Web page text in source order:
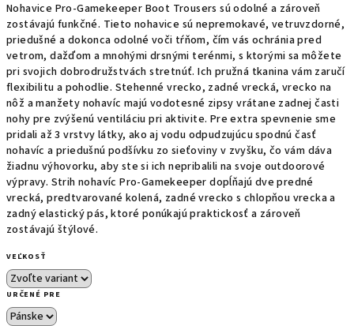
Nohavice Pro-Gamekeeper Boot Trousers sú odolné a zároveň
zostávajú funkčné. Tieto nohavice sú nepremokavé, vetruvzdorné,
priedušné a dokonca odolné voči tŕňom, čím vás ochránia pred
vetrom, dažďom a mnohými drsnými terénmi, s ktorými sa môžete
pri svojich dobrodružstvách stretnúť. Ich pružná tkanina vám zaručí
flexibilitu a pohodlie. Stehenné vrecko, zadné vrecká, vrecko na
nôž a manžety nohavíc majú vodotesné zipsy vrátane zadnej časti
nohy pre zvýšenú ventiláciu pri aktivite. Pre extra spevnenie sme
pridali až 3 vrstvy látky, ako aj vodu odpudzujúcu spodnú časť
nohavíc a priedušnú podšívku zo sieťoviny v zvyšku, čo vám dáva
žiadnu výhovorku, aby ste si ich nepribalili na svoje outdoorové
výpravy. Strih nohavíc Pro-Gamekeeper dopĺňajú dve predné
vrecká, predtvarované kolená, zadné vrecko s chlopňou vrecka a
zadný elastický pás, ktoré ponúkajú praktickosť a zároveň
zostávajú štýlové.
VEĽKOSŤ
URČENÉ PRE